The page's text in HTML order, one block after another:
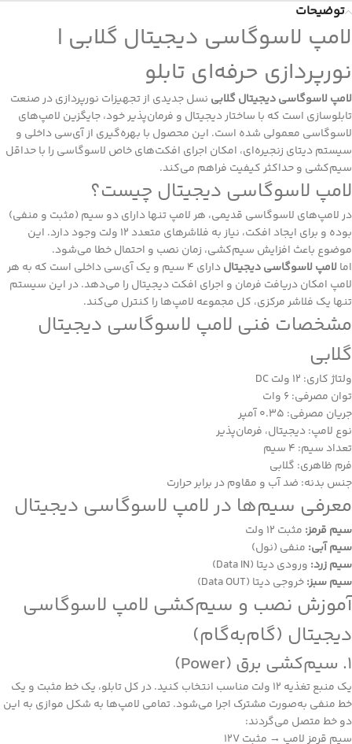
توضیحات
لامپ لاسوگاسی دیجیتال گلابی |
نورپردازی حرفه‌ای تابلو
لامپ لاسوگاسی دیجیتال گلابی نسل جدیدی از تجهیزات نورپردازی در صنعت
تابلوسازی است که با ساختار دیجیتال و فرمان‌پذیر خود، جایگزین لامپ‌های
لاسوگاسی معمولی شده است. این محصول با بهره‌گیری از آی‌سی داخلی و
سیستم دیتای زنجیره‌ای، امکان اجرای افکت‌های خاص لاسوگاسی را با حداقل
سیم‌کشی و حداکثر کیفیت فراهم می‌کند.
لامپ لاسوگاسی دیجیتال چیست؟
در لامپ‌های لاسوگاسی قدیمی، هر لامپ تنها دارای دو سیم (مثبت و منفی)
بوده و برای ایجاد افکت، نیاز به فلاشرهای متعدد ۱۲ ولت وجود دارد. این
موضوع باعث افزایش سیم‌کشی، زمان نصب و احتمال خطا می‌شود.
اما لامپ لاسوگاسی دیجیتال
دارای ۴ سیم و یک آی‌سی داخلی است که به هر
لامپ امکان دریافت فرمان و اجرای افکت دیجیتال را می‌دهد. در این سیستم
تنها یک فلاشر مرکزی، کل مجموعه لامپ‌ها را کنترل می‌کند.
مشخصات فنی لامپ لاسوگاسی دیجیتال
گلابی
ولتاژ کاری: 12 ولت DC
توان مصرفی: 6 وات
جریان مصرفی: 0.35 آمپر
نوع لامپ: دیجیتال، فرمان‌پذیر
تعداد سیم: 4 سیم
فرم ظاهری: گلابی
جنس بدنه: ضد آب و مقاوم در برابر حرارت
معرفی سیم‌ها در لامپ لاسوگاسی دیجیتال
سیم قرمز: مثبت 12 ولت
سیم آبی: منفی (نول)
سیم زرد: ورودی دیتا (Data IN)
سیم سبز:خروجی دیتا (Data OUT)
آموزش نصب و سیم‌کشی لامپ لاسوگاسی
دیجیتال (گام‌به‌گام)
1. سیم‌کشی برق (Power)
یک منبع تغذیه ۱۲ ولت مناسب انتخاب کنید. در کل تابلو، یک خط مثبت و یک
خط منفی به‌صورت مشترک اجرا می‌شود. تمامی لامپ‌ها به شکل موازی به این
دو خط متصل می‌گردند:
سیم قرمز لامپ → مثبت 12V